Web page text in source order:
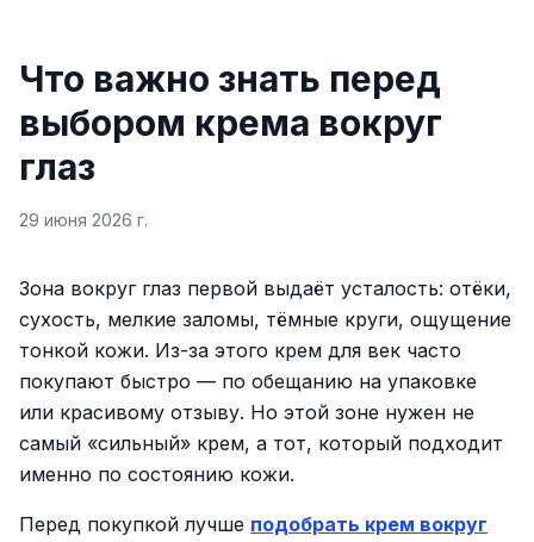
Что важно знать перед
выбором крема вокруг
глаз
29 июня 2026 г.
Зона вокруг глаз первой выдаёт усталость: отёки,
сухость, мелкие заломы, тёмные круги, ощущение
тонкой кожи. Из-за этого крем для век часто
покупают быстро — по обещанию на упаковке
или красивому отзыву. Но этой зоне нужен не
самый «сильный» крем, а тот, который подходит
именно по состоянию кожи.
Перед покупкой лучше подобрать крем вокруг